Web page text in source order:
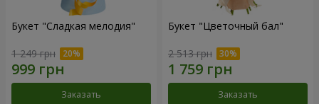
Букет "Сладкая мелодия"
1 249 грн
Заказать
Букет "Цветочный бал"
2 513 грн
Заказать